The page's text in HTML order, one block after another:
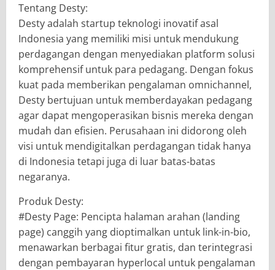
Tentang Desty:
Desty adalah startup teknologi inovatif asal
Indonesia yang memiliki misi untuk mendukung
perdagangan dengan menyediakan platform solusi
komprehensif untuk para pedagang. Dengan fokus
kuat pada memberikan pengalaman omnichannel,
Desty bertujuan untuk memberdayakan pedagang
agar dapat mengoperasikan bisnis mereka dengan
mudah dan efisien. Perusahaan ini didorong oleh
visi untuk mendigitalkan perdagangan tidak hanya
di Indonesia tetapi juga di luar batas-batas
negaranya.
Produk Desty:
#Desty Page: Pencipta halaman arahan (landing
page) canggih yang dioptimalkan untuk link-in-bio,
menawarkan berbagai fitur gratis, dan terintegrasi
dengan pembayaran hyperlocal untuk pengalaman